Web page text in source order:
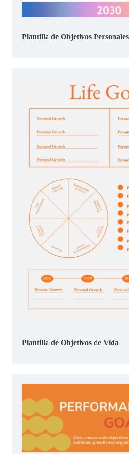
Plantilla de Objetivos Personales
Plantilla de Objetivos de Vida